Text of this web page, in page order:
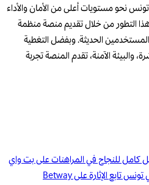
نحو مستويات أعلى من الأمان والأداء
التطور من خلال تقديم منصة منظمة
الحديثة. وبفضل التغطية
والبيئة الآمنة، تقدم المنصة تجربة
كامل للنجاح في المراهنات على بت واي